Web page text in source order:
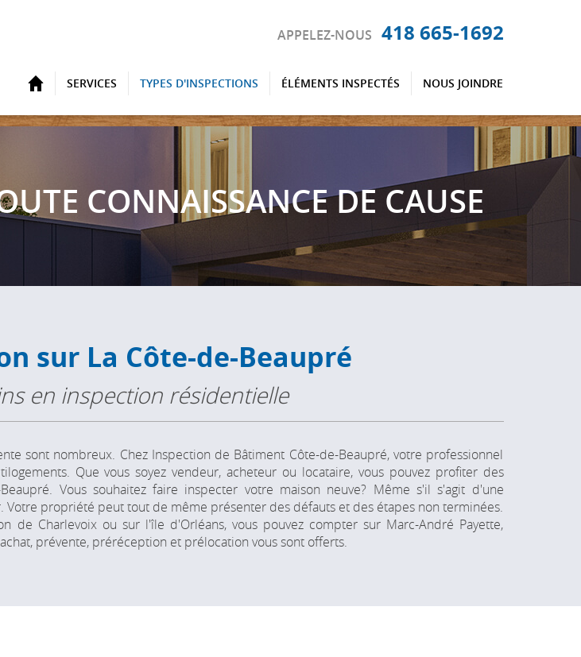
CONNAISSANCE DE CAUSE
APPELEZ-NOUS 418 665-1692
ACCUEILSERVICES TYPES D'INSPECTIONS ÉLÉMENTS INSPECTÉS NOUS JOINDRE
sur La Côte-de-Beaupré
en inspection résidentielle
sont nombreux. Chez Inspection de Bâtiment Côte-de-Beaupré, votre professionnel
Que vous soyez vendeur, acheteur ou locataire, vous pouvez profiter des
Vous souhaitez faire inspecter votre maison neuve? Même s'il s'agit d'une
propriété peut tout de même présenter des défauts et des étapes non terminées.
de Charlevoix ou sur l'île d'Orléans, vous pouvez compter sur Marc-André Payette,
prévente, préréception et prélocation vous sont offerts.